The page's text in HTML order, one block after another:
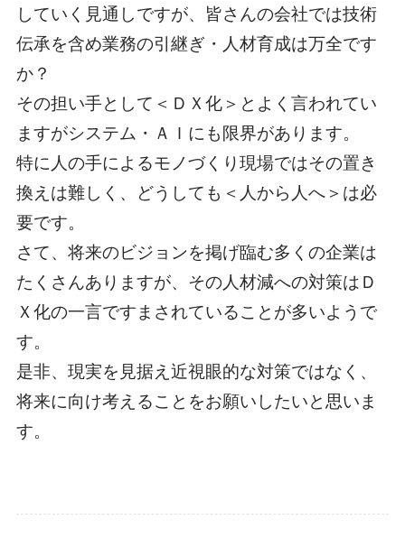
していく見通しですが、皆さんの会社では技術
伝承を含め業務の引継ぎ・人材育成は万全です
か？
その担い手として＜ＤＸ化＞とよく言われてい
ますがシステム・ＡＩにも限界があります。
特に人の手によるモノづくり現場ではその置き
換えは難しく、どうしても＜人から人へ＞は必
要です。
さて、将来のビジョンを掲げ臨む多くの企業は
たくさんありますが、その人材減への対策はＤ
Ｘ化の一言ですまされていることが多いようで
す。
是非、現実を見据え近視眼的な対策ではなく、
将来に向け考えることをお願いしたいと思いま
す。